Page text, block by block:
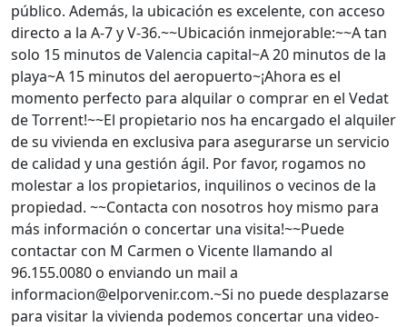
público. Además, la ubicación es excelente, con acceso
directo a la A-7 y V-36.~~Ubicación inmejorable:~~A tan
solo 15 minutos de Valencia capital~A 20 minutos de la
playa~A 15 minutos del aeropuerto~¡Ahora es el
momento perfecto para alquilar o comprar en el Vedat
de Torrent!~~El propietario nos ha encargado el alquiler
de su vivienda en exclusiva para asegurarse un servicio
de calidad y una gestión ágil. Por favor, rogamos no
molestar a los propietarios, inquilinos o vecinos de la
propiedad. ~~Contacta con nosotros hoy mismo para
más información o concertar una visita!~~Puede
contactar con M Carmen o Vicente llamando al
96.155.0080 o enviando un mail a
informacion@elporvenir.com.~Si no puede desplazarse
para visitar la vivienda podemos concertar una video-